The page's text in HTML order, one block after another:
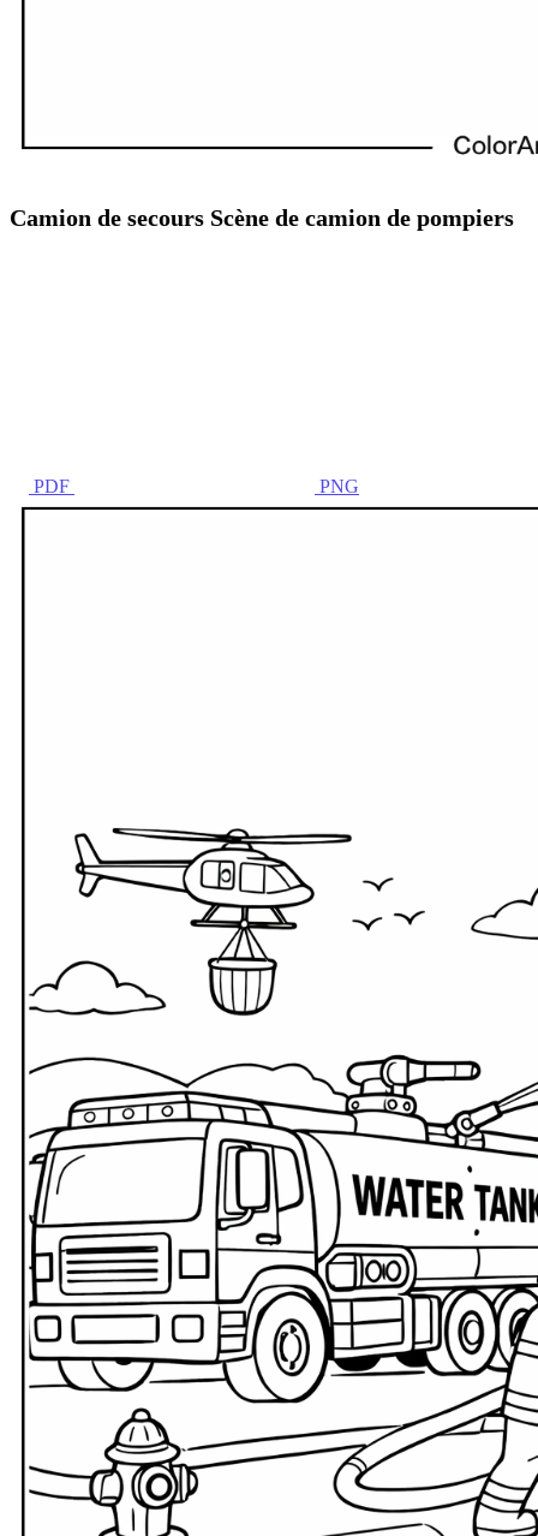
Camion de secours Scène de camion de pompiers
PDF PNG